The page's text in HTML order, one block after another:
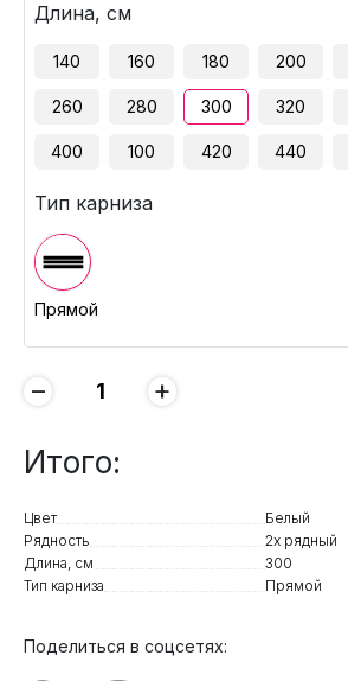
Длина, см
140 160 180 200
260 280 300 320
400 100 420 440
Тип карниза
Прямой
− +
Итого:
Цвет
Белый
Рядность
2х рядный
Длина, см
300
Тип карниза
Прямой
Поделиться в соцсетях: